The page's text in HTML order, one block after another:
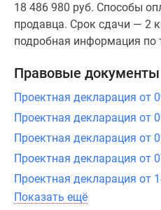
18 486 980 руб. Способы
продавца. Срок сдачи — 2
подробная информация по
Правовые документы
Проектная декларация от
Проектная декларация от
Проектная декларация от
Проектная декларация от
Проектная декларация от
Показать ещё